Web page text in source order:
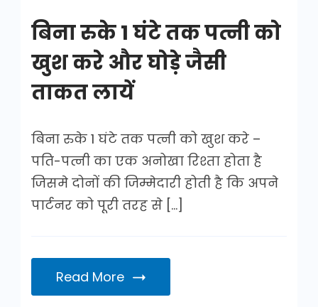
करे
बिना रुके 1 घंटे तक पत्नी को
खुश करे और घोड़े जैसी
ताकत लायें
बिना रुके 1 घंटे तक पत्नी को खुश करे –
पति-पत्नी का एक अनोखा रिश्ता होता है
जिसमे दोनों की जिम्मेदारी होती है कि अपने
पार्टनर को पूरी तरह से […]
Read More